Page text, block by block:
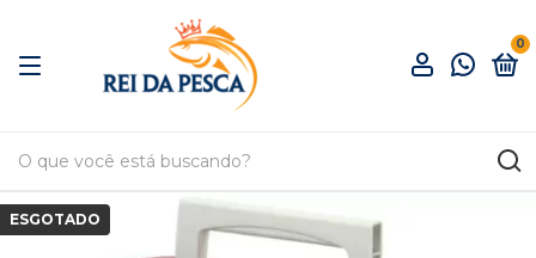
0
ESGOTADO